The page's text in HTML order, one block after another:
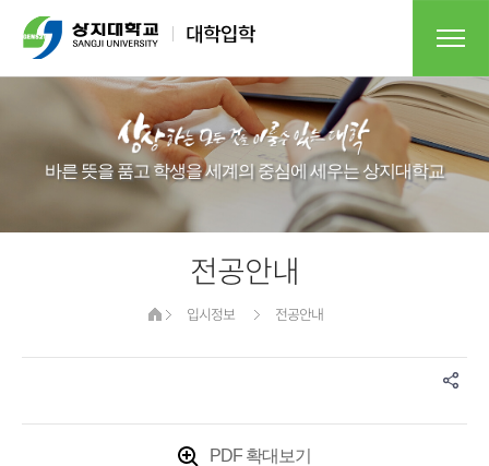
바른 뜻을 품고 학생을 세계의 중심에 세우는 상지대학교​​
전공안내
입시정보 전공안내
PDF 확대보기